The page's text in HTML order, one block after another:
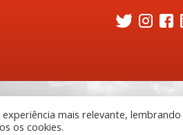
mais relevante,
os cookies.